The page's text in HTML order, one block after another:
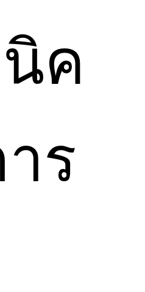
ค
ร